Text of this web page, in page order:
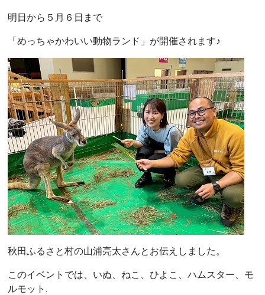
k
明日から５月６日まで
「めっちゃかわいい動物ランド」が開催されます♪
秋田ふるさと村の山浦亮太さんとお伝えしました。
このイベントでは、いぬ、ねこ、ひよこ、ハムスター、モ
ルモット.